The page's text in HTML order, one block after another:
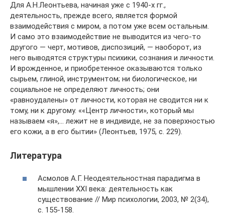
Для А.Н.Леонтьева, начиная уже с 1940-х гг.,
деятельность, прежде всего, является формой
взаимодействия с миром, а потом уже всем остальным.
И само это взаимодействие не выводится из чего-то
другого — черт, мотивов, диспозиций, — наоборот, из
него выводятся структуры психики, сознания и личности.
И врожденное, и приобретенное оказываются только
сырьем, глиной, инструментом; ни биологическое, ни
социальное не определяют личность; они
«равноудалены» от личности, которая не сводится ни к
тому, ни к другому. ««Центр личности», который мы
называем «я»,… лежит не в индивиде, не за поверхностью
его кожи, а в его бытии» (Леонтьев, 1975, с. 229).
Литература
Асмолов А.Г. Неодеятельностная парадигма в
мышлении XXI века: деятельность как
существование // Мир психологии, 2003, № 2(34),
с. 155-158.